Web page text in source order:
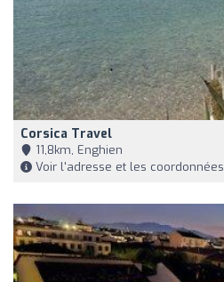
Corsica Travel
11,8km, Enghien
Voir l'adresse et les coordonnées